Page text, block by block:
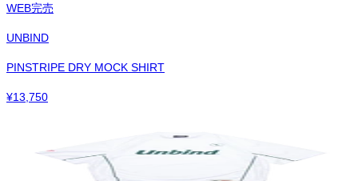
WEB完売
UNBIND
PINSTRIPE DRY MOCK SHIRT
¥13,750